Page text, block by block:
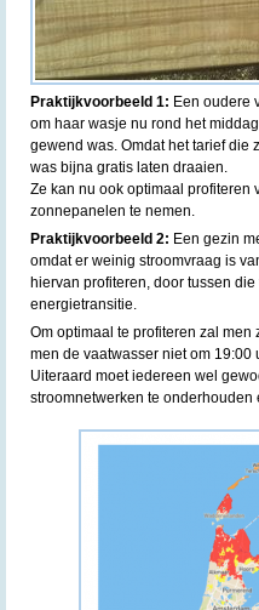
Praktijkvoorbeeld 1: Een oudere
om haar wasje nu rond het
gewend was. Omdat het tarief die
was bijna gratis laten draaien.
Ze kan nu ook optimaal profiteren
zonnepanelen te nemen.
Praktijkvoorbeeld 2: Een gezin
omdat er weinig stroomvraag is
hiervan profiteren, door tussen
energietransitie.
Om optimaal te profiteren zal
men de vaatwasser niet om
Uiteraard moet iedereen wel
stroomnetwerken te onderhouden